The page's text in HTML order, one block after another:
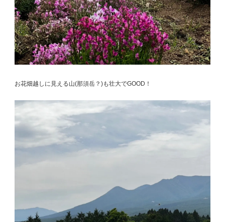
お花畑越しに見える山(那須岳？)も壮大でGOOD！